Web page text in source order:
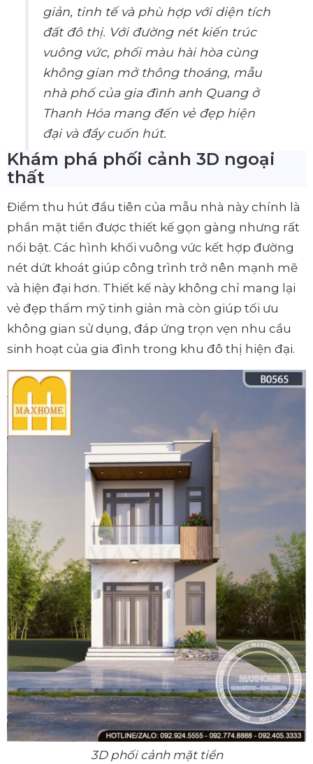
giản, tinh tế và phù hợp với diện tích
đất đô thị. Với đường nét kiến trúc
vuông vức, phối màu hài hòa cùng
không gian mở thông thoáng, mẫu
nhà phố của gia đình anh Quang ở
Thanh Hóa mang đến vẻ đẹp hiện
đại và đầy cuốn hút.
Khám phá phối cảnh 3D ngoại
thất
Điểm thu hút đầu tiên của mẫu nhà này chính là
phần mặt tiền được thiết kế gọn gàng nhưng rất
nổi bật. Các hình khối vuông vức kết hợp đường
nét dứt khoát giúp công trình trở nên mạnh mẽ
và hiện đại hơn. Thiết kế này không chỉ mang lại
vẻ đẹp thẩm mỹ tinh giản mà còn giúp tối ưu
không gian sử dụng, đáp ứng trọn vẹn nhu cầu
sinh hoạt của gia đình trong khu đô thị hiện đại.
3D phối cảnh mặt tiền